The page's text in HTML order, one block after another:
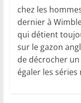
chez les
dernier à
qui détient
sur le gazon
de décrocher
égaler les